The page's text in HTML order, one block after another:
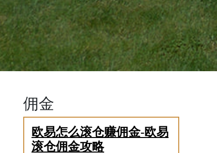
佣金
欧易怎么滚仓赚佣金-欧易
滚仓佣金攻略